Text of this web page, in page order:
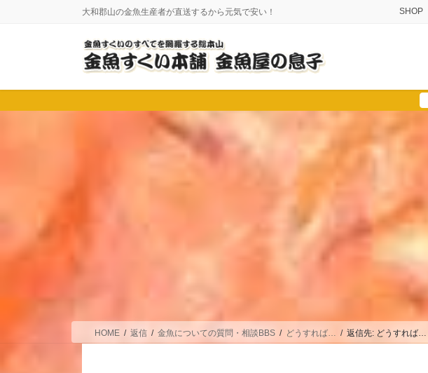
に
移
ョ
ン
大和郡山の金魚生産者が直送するから元気で安い！ SHOP
HOME 返信 金魚についての質問・相談BBS どうすれば… 返信先: どうすれば…